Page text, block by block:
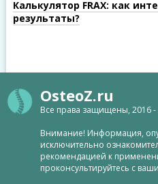
Калькулятор FRAX: как
результаты?
OsteoZ.ru
Все права защищены, 2016 -
Внимание! Информация,
исключительно
рекомендацией к
проконсультируйтесь с